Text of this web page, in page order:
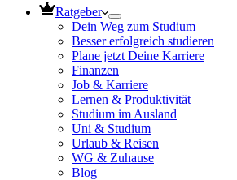
Ratgeber
Dein Weg zum Studium
Besser erfolgreich studieren
Plane jetzt Deine Karriere
Finanzen
Job & Karriere
Lernen & Produktivität
Studium im Ausland
Uni & Studium
Urlaub & Reisen
WG & Zuhause
Blog